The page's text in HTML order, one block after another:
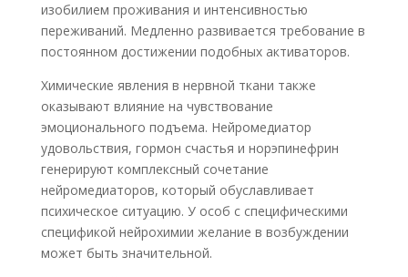
изобилием проживания и интенсивностью
переживаний. Медленно развивается требование в
постоянном достижении подобных активаторов.
Химические явления в нервной ткани также
оказывают влияние на чувствование
эмоционального подъема. Нейромедиатор
удовольствия, гормон счастья и норэпинефрин
генерируют комплексный сочетание
нейромедиаторов, который обуславливает
психическое ситуацию. У особ с специфическими
спецификой нейрохимии желание в возбуждении
может быть значительной.